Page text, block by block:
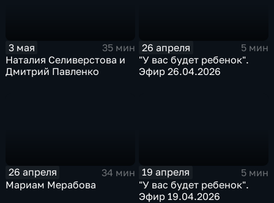
3 мая
35 мин
Наталия Селиверстова и
Дмитрий Павленко
26 апреля
5 мин
"У вас будет ребенок".
Эфир 26.04.2026
26 апреля
34 мин
Мариам Мерабова
19 апреля
5 мин
"У вас будет ребенок".
Эфир 19.04.2026